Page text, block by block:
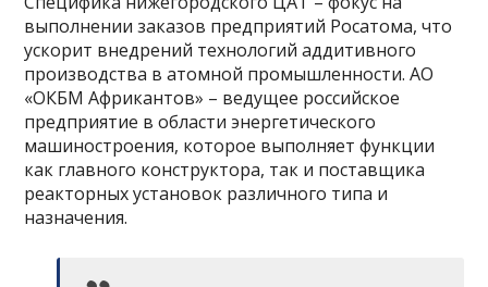
выполнении заказов предприятий Росатома, что
ускорит внедрений технологий аддитивного
производства в атомной промышленности. АО
«ОКБМ Африкантов» – ведущее российское
предприятие в области энергетического
машиностроения, которое выполняет функции
как главного конструктора, так и поставщика
реакторных установок различного типа и
назначения.